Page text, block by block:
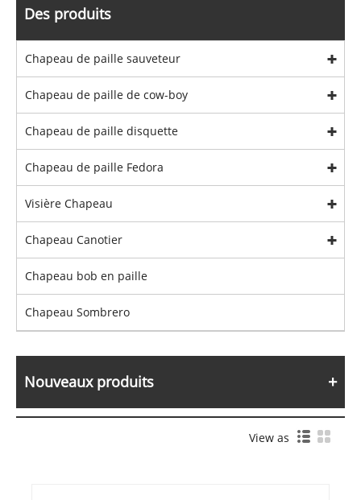
Des produits
Chapeau de paille sauveteur
Chapeau de paille de cow-boy
Chapeau de paille disquette
Chapeau de paille Fedora
Visière Chapeau
Chapeau Canotier
Chapeau bob en paille
Chapeau Sombrero
Nouveaux produits
View as